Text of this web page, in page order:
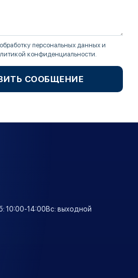
персональных данных и
конфиденциальности
СООБЩЕНИЕ
10:00-14:00Вс: выходной